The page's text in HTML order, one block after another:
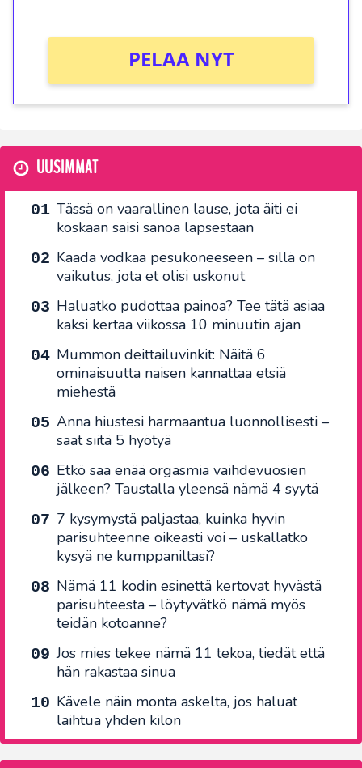
PELAA NYT
UUSIMMAT
Tässä on vaarallinen lause, jota äiti ei
koskaan saisi sanoa lapsestaan
Kaada vodkaa pesukoneeseen – sillä on
vaikutus, jota et olisi uskonut
Haluatko pudottaa painoa? Tee tätä asiaa
kaksi kertaa viikossa 10 minuutin ajan
Mummon deittailuvinkit: Näitä 6
ominaisuutta naisen kannattaa etsiä
miehestä
Anna hiustesi harmaantua luonnollisesti –
saat siitä 5 hyötyä
Etkö saa enää orgasmia vaihdevuosien
jälkeen? Taustalla yleensä nämä 4 syytä
7 kysymystä paljastaa, kuinka hyvin
parisuhteenne oikeasti voi – uskallatko
kysyä ne kumppaniltasi?
Nämä 11 kodin esinettä kertovat hyvästä
parisuhteesta – löytyvätkö nämä myös
teidän kotoanne?
Jos mies tekee nämä 11 tekoa, tiedät että
hän rakastaa sinua
Kävele näin monta askelta, jos haluat
laihtua yhden kilon